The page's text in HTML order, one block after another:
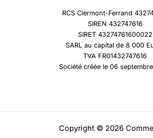
RCS Clermont-Ferrand
SIREN 432747616
SIRET 43274761600022
SARL au capital de 8 000
TVA FR01432747616
Société créée le 06
Copyright © 2026